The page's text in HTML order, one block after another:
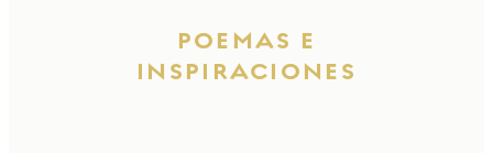
POEMAS E
INSPIRACIONES